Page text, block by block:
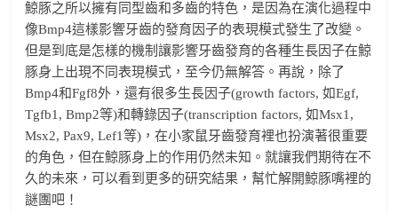
鯨豚之所以擁有同型齒和多齒的特色，是因為在演化過程中
像Bmp4這樣影響牙齒的發育因子的表現模式發生了改變。
但是到底是怎樣的機制讓影響牙齒發育的各種生長因子在鯨
豚身上出現不同表現模式，至今仍無解答。再說，除了
Bmp4和Fgf8外，還有很多生長因子(growth factors, 如Egf,
Tgfb1, Bmp2等)和轉錄因子(transcription factors, 如Msx1,
Msx2, Pax9, Lef1等)，在小家鼠牙齒發育裡也扮演著很重要
的角色，但在鯨豚身上的作用仍然未知。就讓我們期待在不
久的未來，可以看到更多的研究結果，幫忙解開鯨豚嘴裡的
謎團吧！